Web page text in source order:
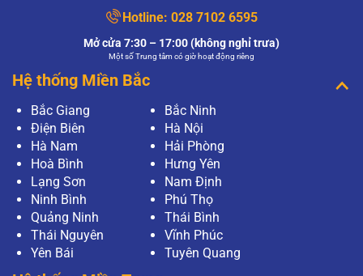
Hotline: 028 7102 6595
Mở cửa 7:30 – 17:00 (không nghỉ trưa)
Một số Trung tâm có giờ hoạt động riêng
Hệ thống Miền Bắc
Bắc Giang
Bắc Ninh
Điện Biên
Hà Nội
Hà Nam
Hải Phòng
Hoà Bình
Hưng Yên
Lạng Sơn
Nam Định
Ninh Bình
Phú Thọ
Quảng Ninh
Thái Bình
Thái Nguyên
Vĩnh Phúc
Yên Bái
Tuyên Quang